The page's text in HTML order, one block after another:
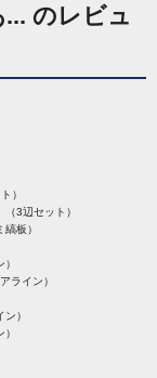
のレビュ
）
3辺セット）
板）
ライン）
）